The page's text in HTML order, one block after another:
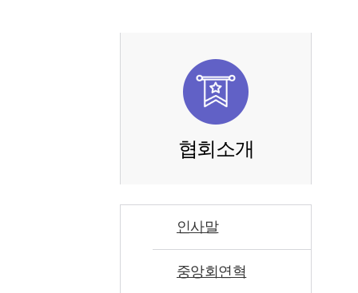
협회소개
인사말
중앙회연혁